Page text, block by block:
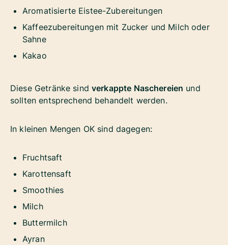
Aromatisierte Eistee-Zubereitungen
Kaffeezubereitungen mit Zucker und Milch oder
Sahne
Kakao
Diese Getränke sind verkappte Naschereien und
sollten entsprechend behandelt werden.
In kleinen Mengen OK sind dagegen:
Fruchtsaft
Karottensaft
Smoothies
Milch
Buttermilch
Ayran